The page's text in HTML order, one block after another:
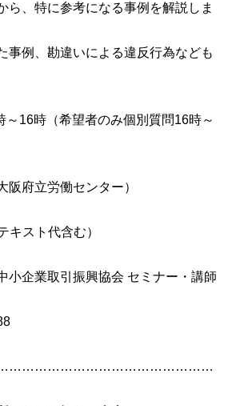
ら、特に参考になる事例を解説しま
事例、勘違いによる違反行為なども
～16時（希望者のみ個別質問16時～
阪府立労働センター）
キスト代含む）
小企業取引振興協会 セミナー・講師